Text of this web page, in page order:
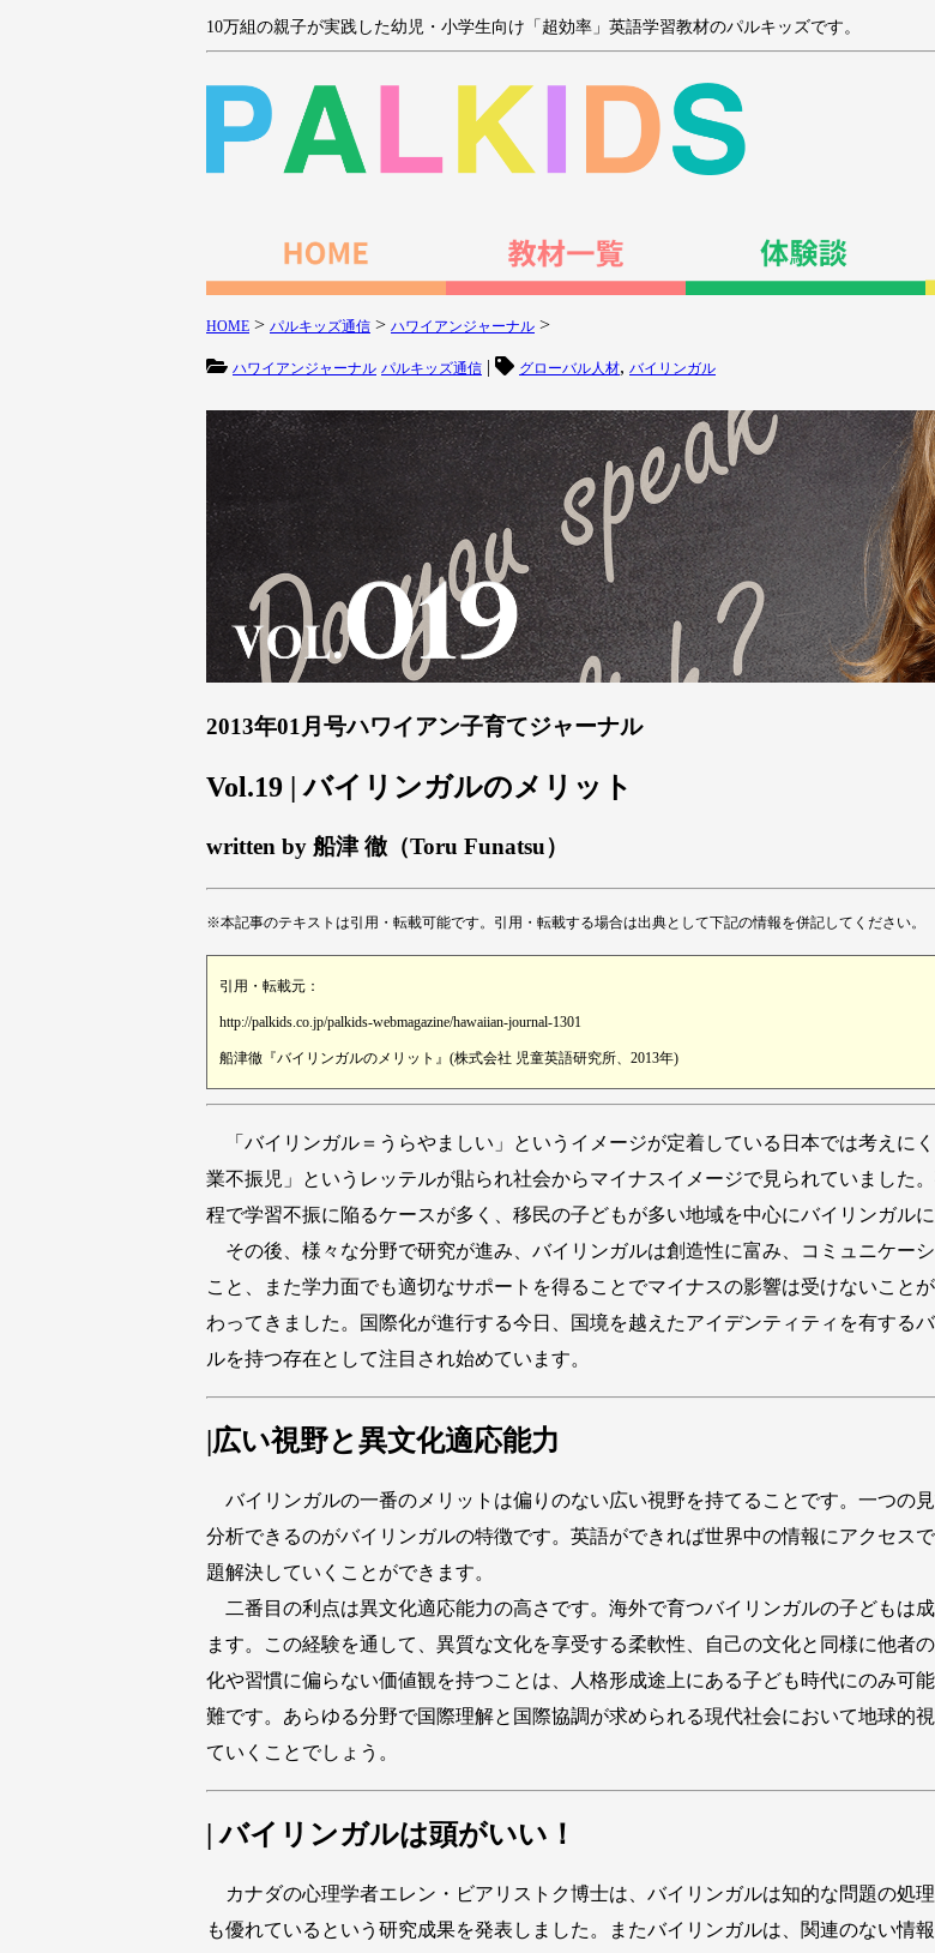
10万組の親子が実践した幼児・小学生向け「超効率」英語学習教材のパルキッズです。
HOME > パルキッズ通信 > ハワイアンジャーナル >
ハワイアンジャーナル パルキッズ通信 | グローバル人材, バイリンガル
2013年01月号ハワイアン子育てジャーナル
Vol.19 | バイリンガルのメリット
written by 船津 徹（Toru Funatsu）
※本記事のテキストは引用・転載可能です。引用・転載する場合は出典として下記の情報を併記してください。
引用・転載元：
http://palkids.co.jp/palkids-webmagazine/hawaiian-journal-1301
船津徹『バイリンガルのメリット』(株式会社 児童英語研究所、2013年)
「バイリンガル＝うらやましい」というイメージが定着している日本では考えに
業不振児」というレッテルが貼られ社会からマイナスイメージで見られていました
程で学習不振に陥るケースが多く、移民の子どもが多い地域を中心にバイリンガル
その後、様々な分野で研究が進み、バイリンガルは創造性に富み、コミュニケー
こと、また学力面でも適切なサポートを得ることでマイナスの影響は受けないこと
わってきました。国際化が進行する今日、国境を越えたアイデンティティを有する
ルを持つ存在として注目され始めています。
|広い視野と異文化適応能力
バイリンガルの一番のメリットは偏りのない広い視野を持てることです。一つの
分析できるのがバイリンガルの特徴です。英語ができれば世界中の情報にアクセス
題解決していくことができます。
二番目の利点は異文化適応能力の高さです。海外で育つバイリンガルの子どもは
ます。この経験を通して、異質な文化を享受する柔軟性、自己の文化と同様に他者
化や習慣に偏らない価値観を持つことは、人格形成途上にある子ども時代にのみ可
難です。あらゆる分野で国際理解と国際協調が求められる現代社会において地球的
ていくことでしょう。
| バイリンガルは頭がいい！
カナダの心理学者エレン・ビアリストク博士は、バイリンガルは知的な問題の処
も優れているという研究成果を発表しました。またバイリンガルは、関連のない情